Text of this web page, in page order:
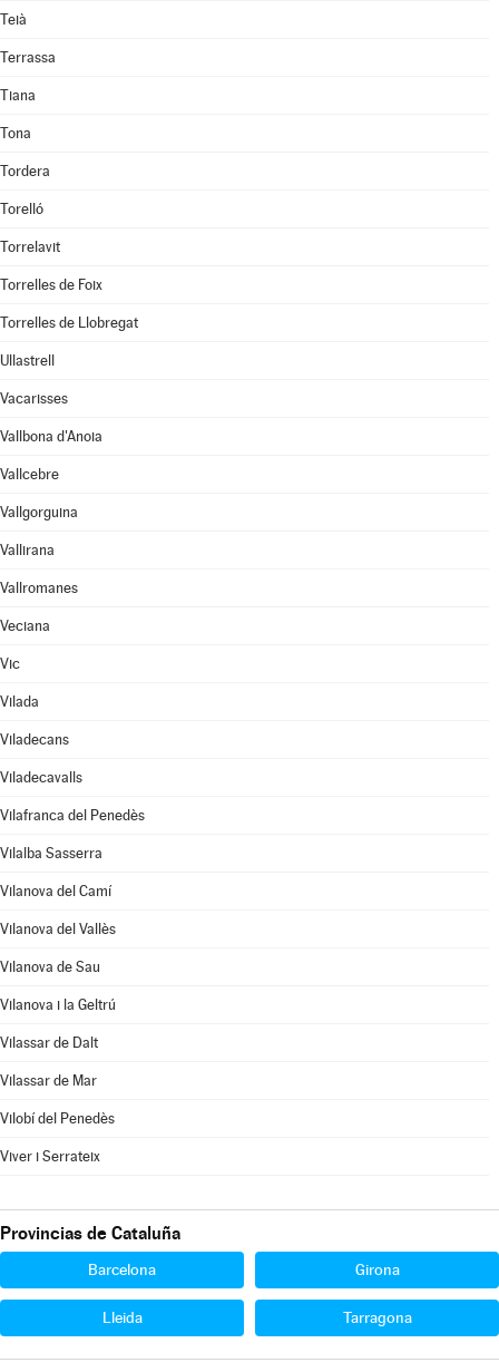
Teià
Terrassa
Tiana
Tona
Tordera
Torelló
Torrelavit
Torrelles de Foix
Torrelles de Llobregat
Ullastrell
Vacarisses
Vallbona d'Anoia
Vallcebre
Vallgorguina
Vallirana
Vallromanes
Veciana
Vic
Vilada
Viladecans
Viladecavalls
Vilafranca del Penedès
Vilalba Sasserra
Vilanova del Camí
Vilanova del Vallès
Vilanova de Sau
Vilanova i la Geltrú
Vilassar de Dalt
Vilassar de Mar
Vilobí del Penedès
Viver i Serrateix
Provincias de Cataluña
Barcelona Girona
Lleida Tarragona